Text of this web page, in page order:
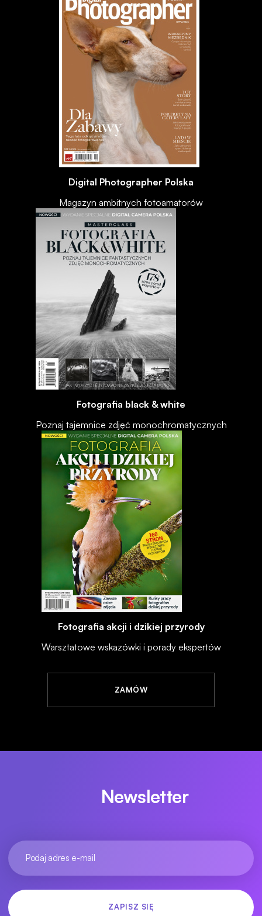
Digital Photographer Polska
Magazyn ambitnych fotoamatorów
Fotografia black & white
Poznaj tajemnice zdjęć monochromatycznych
Fotografia akcji i dzikiej przyrody
Warsztatowe wskazówki i porady ekspertów
ZAMÓW
Newsletter